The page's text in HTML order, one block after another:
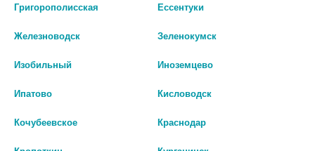
508 руб. 785 руб.
Григорополисская Ессентуки
Железноводск Зеленокумск
Изобильный Иноземцево
Ипатово Кисловодск
Кочубеевское Краснодар